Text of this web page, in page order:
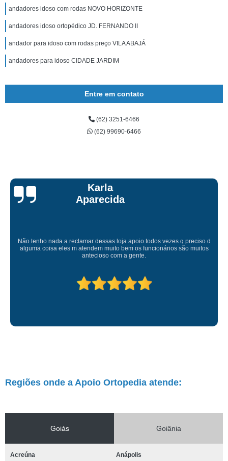
andadores idoso com rodas NOVO HORIZONTE
andadores idoso ortopédico JD. FERNANDO II
andador para idoso com rodas preço VILA ABAJÁ
andadores para idoso CIDADE JARDIM
Entre em contato
(62) 3251-6466
(62) 99690-6466
Talita Scarpini
Atendimento de primeira! Sempre muito atenciosos com a gente, Silvete tá
de parabéns pelo atendimento.
Regiões onde a Apoio Ortopedia atende:
Goiás Goiânia
Acreúna Anápolis